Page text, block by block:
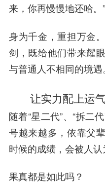
来，你再慢慢地还哈。”
身为千金，重担万金
剑，既给他们带来耀
与普通人不相同的境遇。
让实力配上运气
随着“星二代”、“拆二
号越来越多，依靠父
时候的成绩，会被人认
果真都是如此吗？